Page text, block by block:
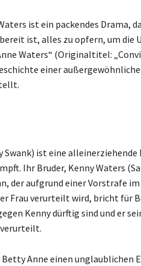
ist ein packendes Drama,
ist, alles zu opfern, um die
Waters“ (Originaltitel:
einer
ist eine
Ihr Bruder, Kenny Waters
der aufgrund einer Vorstrafe
Frau verurteilt wird, bricht für
Kenny dürftig sind und er
Anne einen unglaublichen